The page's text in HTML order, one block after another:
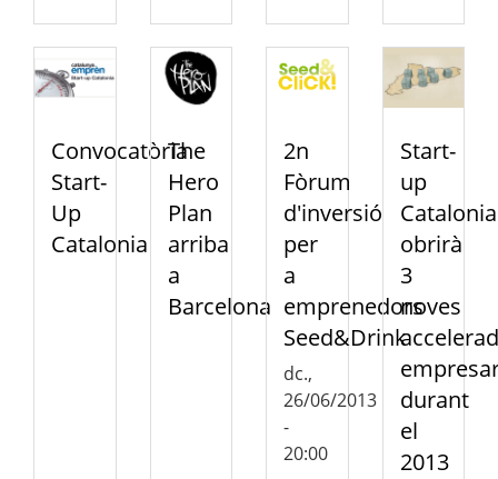
Convocatòria
Start-
Up
Catalonia
The
Hero
Plan
arriba
a
Barcelona
2n
Fòrum
d'inversió
per
a
emprenedors
Seed&Drink
dc.,
26/06/2013
-
20:00
Start-
up
Catalonia
obrirà
3
noves
durant
el
2013